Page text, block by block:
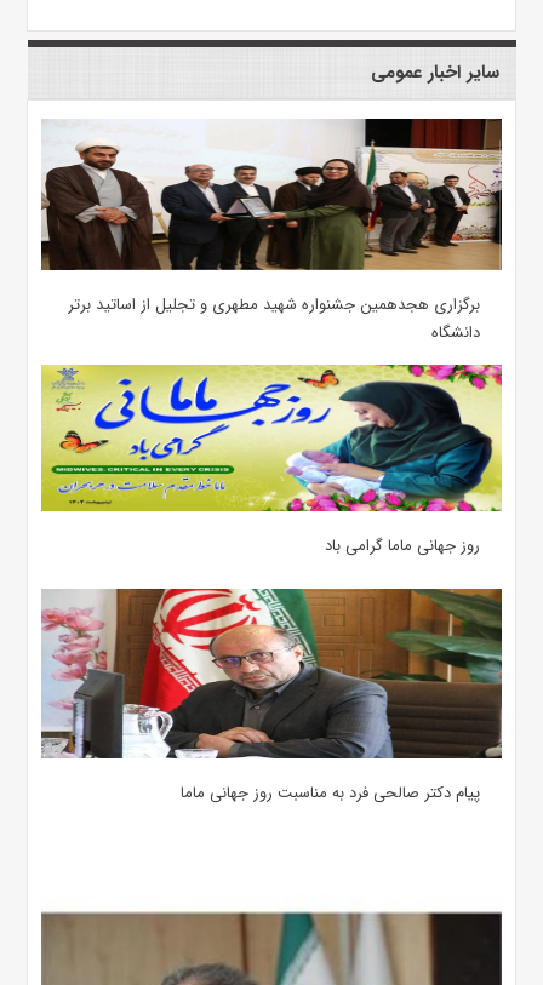
سایر اخبار عمومی
برگزاری هجدهمین جشنواره شهید مطهری و تجلیل از اساتید برتر
دانشگاه
روز جهانی ماما گرامی باد
پیام دکتر صالحی فرد به مناسبت روز جهانی ماما